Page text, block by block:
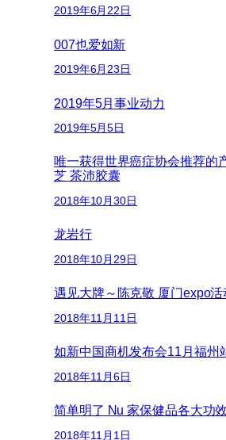
2019年6月22日
007也爱如新
2019年6月23日
2019年5月事业动力
2019年5月5日
唯一获得世界癌症协会推荐的
芝 茶沛胶囊
2018年10月30日
龙岩行
2018年10月29日
遇见大牌～陈克敬 厦门expo活
2018年11月11日
如新中国商机发布会11月福州
2018年11月6日
简单明了 Nu 家保健品各大功效
2018年11月1日